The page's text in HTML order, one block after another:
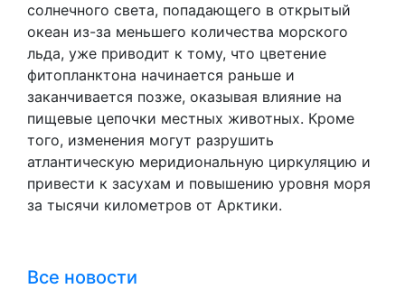
солнечного света, попадающего в открытый
океан из-за меньшего количества морского
льда, уже приводит к тому, что цветение
фитопланктона начинается раньше и
заканчивается позже, оказывая влияние на
пищевые цепочки местных животных. Кроме
того, изменения могут разрушить
атлантическую меридиональную циркуляцию и
привести к засухам и повышению уровня моря
за тысячи километров от Арктики.
Все новости